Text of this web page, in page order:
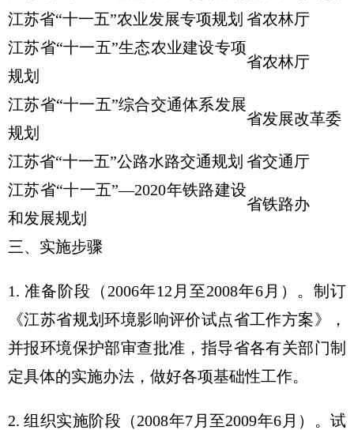
江苏省“十一五”农业发展专项规划 省农林厅
江苏省“十一五”生态农业建设专项
规划
省农林厅
江苏省“十一五”综合交通体系发展
规划
省发展改革委
江苏省“十一五”公路水路交通规划 省交通厅
江苏省“十一五”—2020年铁路建设
和发展规划
省铁路办
三、实施步骤
1. 准备阶段（2006年12月至2008年6月）。制订
《江苏省规划环境影响评价试点省工作方案》，
并报环境保护部审查批准，指导省各有关部门制
定具体的实施办法，做好各项基础性工作。
2. 组织实施阶段（2008年7月至2009年6月）。试